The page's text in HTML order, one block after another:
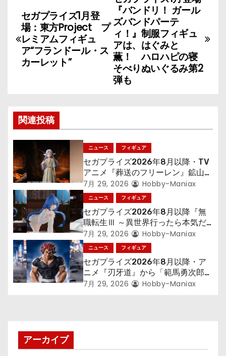
稿
ナ
ビ
ー
シ
ョ
ン
『バンドリ！ ガール
ズバンドパーテ
ィ！』制服フィギュ
アは、はぐみと
薫！ ハロハピの寝
そべりぬいぐるみ第2
弾も
セガプライズ1月登
場：東方Project プ
レミアムフィギュ
ア“フランドール・ス
カーレット”
関連投稿
ニュース フィギュア
セガプライズ2026年8月以降・TV
アニメ『葬送のフリーレン』鉱山で
300年働くことになっっちゃった
「フリーレン」を立体化！
7月 29, 2026 Hobby-Maniax
ニュース フィギュア
セガプライズ2026年8月以降『無
職転生Ⅲ ～異世界行ったら本気だ
す～』から「ロキシー」のフィギュ
アが登場！
7月 29, 2026 Hobby-Maniax
ニュース フィギュア
セガプライズ2026年8月以降・ア
ニメ『刃牙道』から「範馬勇次郎」
が登場ッッ!!
7月 29, 2026 Hobby-Maniax
アーカイブ